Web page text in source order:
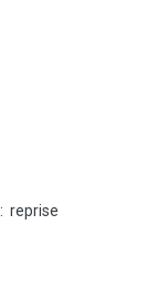
: reprise